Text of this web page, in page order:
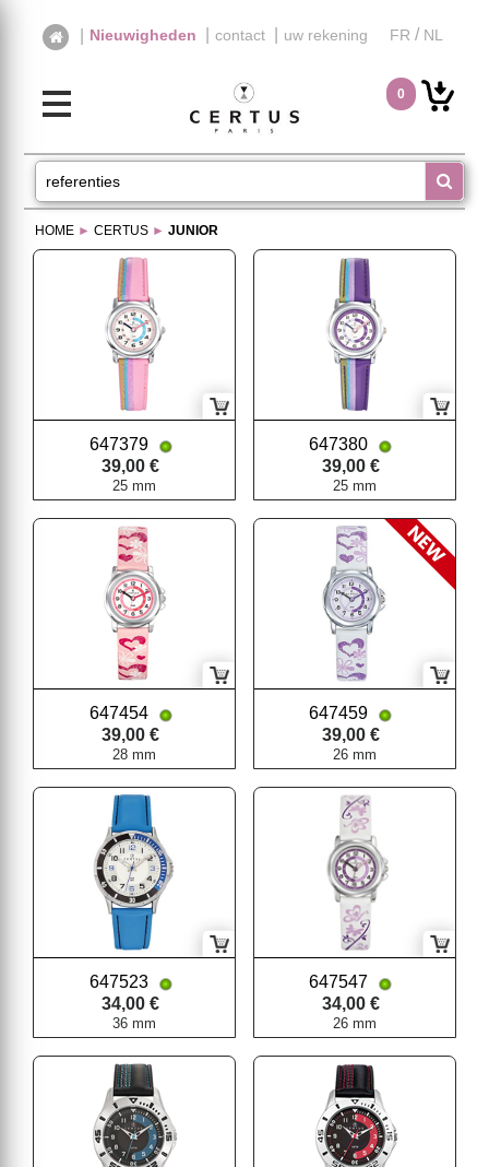
Nieuwigheden contact uw rekening FR / NL
0
HOME ► CERTUS ► JUNIOR
647379
39,00 €
25 mm
647380
39,00 €
25 mm
647454
39,00 €
28 mm
647459
39,00 €
26 mm
647523
34,00 €
36 mm
647547
34,00 €
26 mm